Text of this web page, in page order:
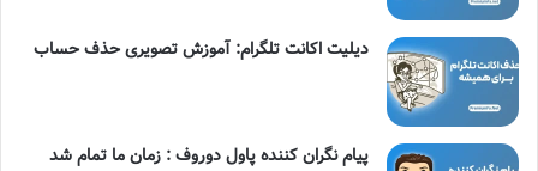
دیلیت اکانت تلگرام: آموزش تصویری حذف حساب
پیام نگران کننده پاول دوروف : زمان ما تمام شد